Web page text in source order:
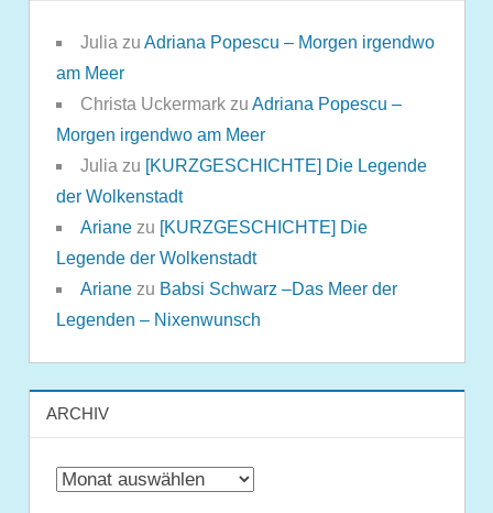
Julia zu Adriana Popescu – Morgen irgendwo
am Meer
Christa Uckermarkzu Adriana Popescu –
Morgen irgendwo am Meer
Julia zu [KURZGESCHICHTE] Die Legende
der Wolkenstadt
Arianezu [KURZGESCHICHTE] Die
Legende der Wolkenstadt
Arianezu Babsi Schwarz –Das Meer der
Legenden – Nixenwunsch
ARCHIV
Archiv